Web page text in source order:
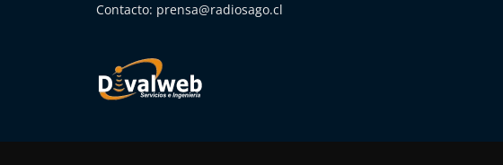
Contacto: prensa@radiosago.cl